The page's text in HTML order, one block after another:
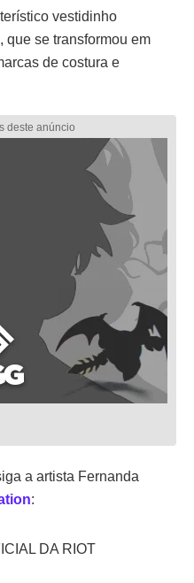
vestidinho
que se transformou em
de costura e
a artista Fernanda
:
DA RIOT